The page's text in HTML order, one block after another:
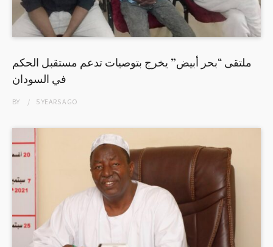
ملتقى “بحر أبيض” يخرج بتوصيات تدعم مستقبل الحكم
في السودان
BY 5 YEARSAGO